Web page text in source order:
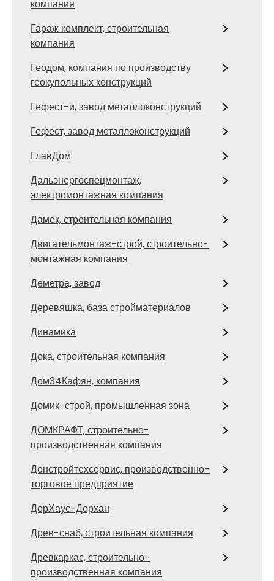
компания
Гараж комплект, строительная
компания
Геодом, компания по производству
геокупольных конструкций
Гефест-и, завод металлоконструкций
Гефест, завод металлоконструкций
ГлавДом
Дальэнергоспецмонтаж,
электромонтажная компания
Дамек, строительная компания
Двигательмонтаж-строй, строительно-
монтажная компания
Деметра, завод
Деревяшка, база стройматериалов
Динамика
Дока, строительная компания
Дом34Кафян, компания
Домик-строй, промышленная зона
ДОМКРАФТ, строительно-
производственная компания
Донстройтехсервис, производственно-
торговое предприятие
ДорХаус-Дорхан
Древ-снаб, строительная компания
Древкаркас, строительно-
производственная компания